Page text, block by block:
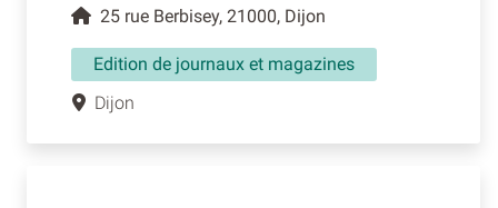
25 rue Berbisey, 21000, Dijon
Edition de journaux et magazines
Dijon